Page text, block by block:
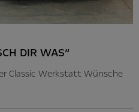
DIR WAS“
Classic Werkstatt Wünsche